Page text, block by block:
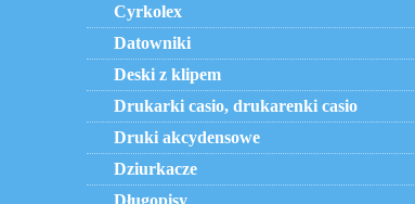
Cyrkolex
Datowniki
Deski z klipem
Drukarki casio, drukarenki casio
Druki akcydensowe
Dziurkacze
Długopisy